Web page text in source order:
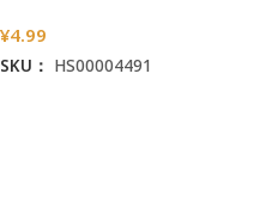
¥4.99
SKU： HS00004491